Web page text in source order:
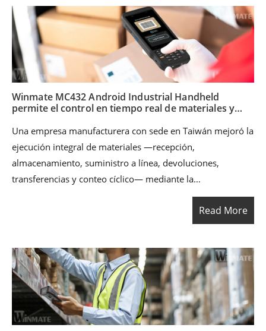
empresariales, los técnicos pueden validar activos,
actualizar el estado y cerrar tareas en el punto de trabajo,
reduciendo el papeleo manual y mejorando la trazabilidad.
Winmate MC432 Android Industrial Handheld
permite el control en tiempo real de materiales y
Una empresa manufacturera con sede en Taiwán mejoró la
ejecución integral de materiales —recepción,
almacenamiento, suministro a línea, devoluciones,
transferencias y conteo cíclico— mediante la
implementación del Winmate MC432 terminal portátil
industrial Android como dispositivo principal en el punto
de operación. Al conectar los flujos de trabajo de escaneo
equivalentes), el equipo redujo la entrada manual de datos,
fortaleció la trazabilidad y mejoró la precisión del
inventario en almacenes y líneas de producción.
Read More